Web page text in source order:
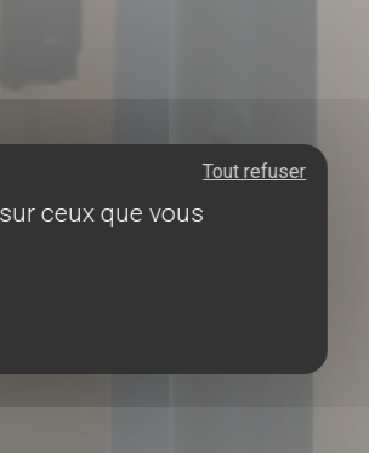
ceux que vous
Tout refuser